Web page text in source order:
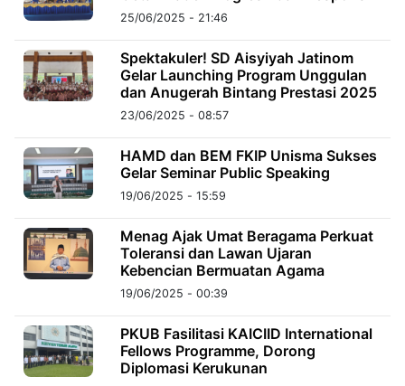
Insight
Suara
Lens
Daily
Jalan
Idealita
Kita
Radar
Seedbacklink
Follow
Kabarbaru
Kabarbaru.co
2026
25/06/2025 - 21:46
Spektakuler! SD Aisyiyah Jatinom
Gelar Launching Program Unggulan
dan Anugerah Bintang Prestasi 2025
23/06/2025 - 08:57
HAMD dan BEM FKIP Unisma Sukses
Gelar Seminar Public Speaking
19/06/2025 - 15:59
Menag Ajak Umat Beragama Perkuat
Toleransi dan Lawan Ujaran
Kebencian Bermuatan Agama
19/06/2025 - 00:39
PKUB Fasilitasi KAICIID International
Fellows Programme, Dorong
Diplomasi Kerukunan